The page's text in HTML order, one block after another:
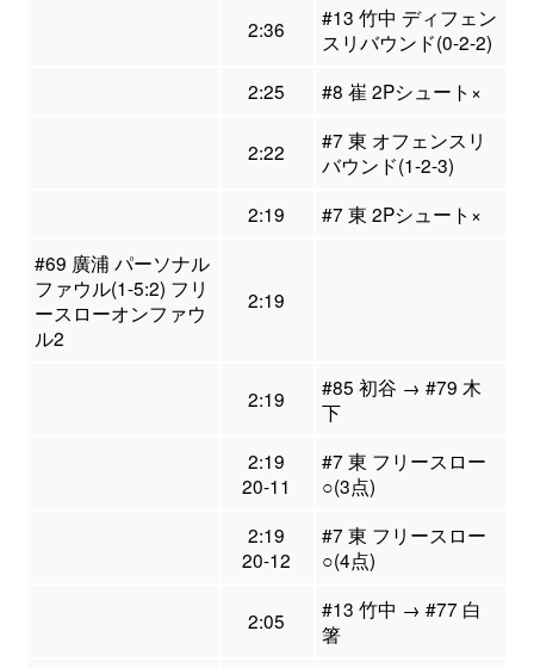
2:36
#13 竹中 ディフェン
スリバウンド(0-2-2)
2:25
#8 崔 2Pシュート×
2:22
#7 東 オフェンスリ
バウンド(1-2-3)
2:19
#7 東 2Pシュート×
#69 廣浦 パーソナル
ファウル(1-5:2) フリ
ースローオンファウ
ル2
2:19
2:19
#85 初谷 → #79 木
下
2:19
20-11
#7 東 フリースロー
○(3点)
2:19
20-12
#7 東 フリースロー
○(4点)
2:05
#13 竹中 → #77 白
箸